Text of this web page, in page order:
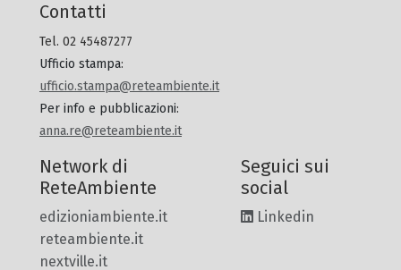
Contatti
Tel. 02 45487277
Ufficio stampa:
ufficio.stampa@reteambiente.it
Per info e pubblicazioni:
anna.re@reteambiente.it
Network di
ReteAmbiente
edizioniambiente.it
reteambiente.it
nextville.it
Seguici sui
social
Linkedin